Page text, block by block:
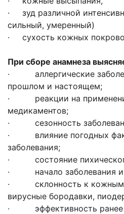
· зуд различной
сильный, умеренный)
· сухость кожных
При сборе анамнеза
· аллергические
прошлом и настоящем;
· реакции на
медикаментов;
· сезонность
· влияние погодных
заболевания;
· состояние
· начало заболевания и
· склонность к кожным
вирусные бородавки,
· эффективность ранее